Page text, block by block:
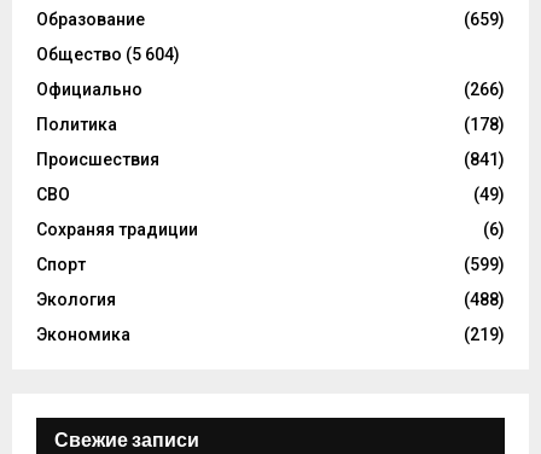
Образование
(659)
Общество (5 604)
Официально
(266)
Политика
(178)
Происшествия
(841)
СВО
(49)
Сохраняя традиции
(6)
Спорт
(599)
Экология
(488)
Экономика
(219)
Свежие записи